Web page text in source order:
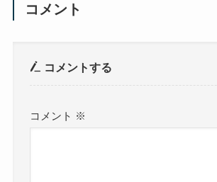
コメント
コメントする
コメント ※